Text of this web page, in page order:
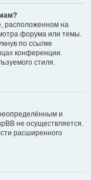
расположенном на
форума или темы.
по ссылке
конференции.
стиля.
и
не осуществляется.
расширенного